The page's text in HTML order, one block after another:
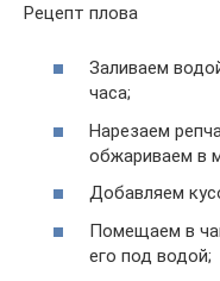
Рецепт плова
Заливаем
часа;
Нарезаем
обжариваем в
Добавляем
Помещаем в
его под водой;